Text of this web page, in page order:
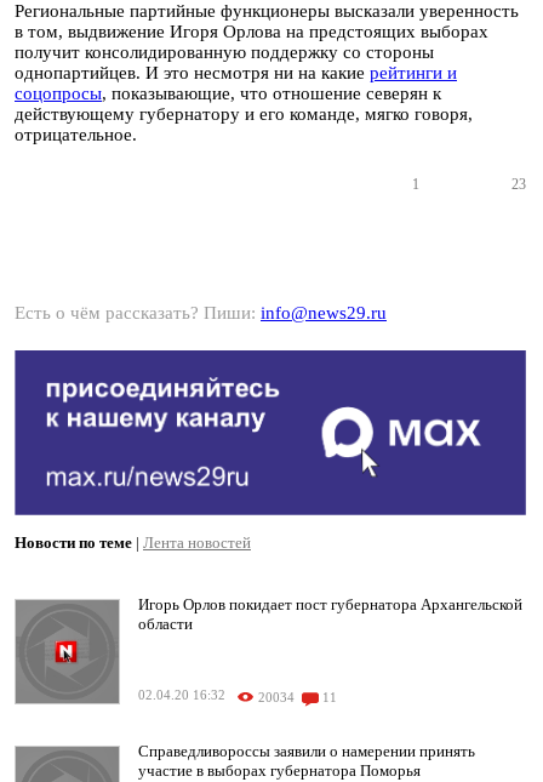
Региональные партийные функционеры высказали уверенность
в том, выдвижение Игоря Орлова на предстоящих выборах
получит консолидированную поддержку со стороны
однопартийцев. И это несмотря ни на какие рейтинги и
соцопросы, показывающие, что отношение северян к
действующему губернатору и его команде, мягко говоря,
отрицательное.
1 23
Есть о чём рассказать? Пиши: info@news29.ru
Новости по теме | Лента новостей
Игорь Орлов покидает пост губернатора Архангельской
области
02.04.20 16:32 20034 11
Справедливороссы заявили о намерении принять
участие в выборах губернатора Поморья